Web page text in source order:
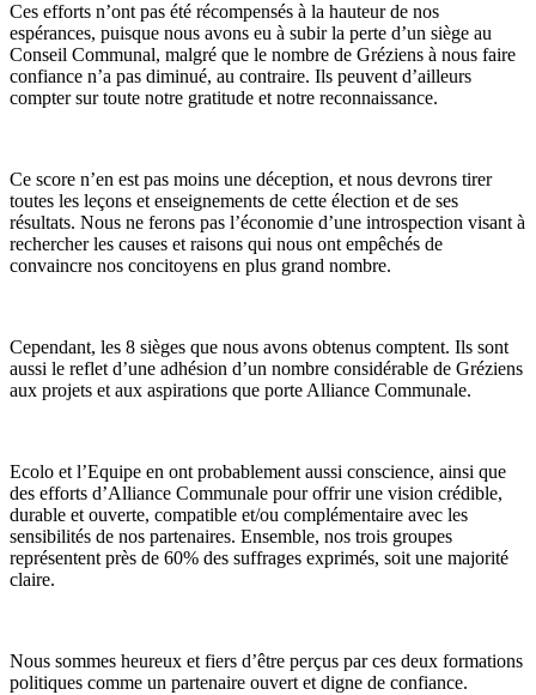
Ces efforts n’ont pas été récompensés à la hauteur de nos
espérances, puisque nous avons eu à subir la perte d’un siège au
Conseil Communal, malgré que le nombre de Gréziens à nous faire
confiance n’a pas diminué, au contraire. Ils peuvent d’ailleurs
compter sur toute notre gratitude et notre reconnaissance.
Ce score n’en est pas moins une déception, et nous devrons tirer
toutes les leçons et enseignements de cette élection et de ses
résultats. Nous ne ferons pas l’économie d’une introspection visant à
rechercher les causes et raisons qui nous ont empêchés de
convaincre nos concitoyens en plus grand nombre.
Cependant, les 8 sièges que nous avons obtenus comptent. Ils sont
aussi le reflet d’une adhésion d’un nombre considérable de Gréziens
aux projets et aux aspirations que porte Alliance Communale.
Ecolo et l’Equipe en ont probablement aussi conscience, ainsi que
des efforts d’Alliance Communale pour offrir une vision crédible,
durable et ouverte, compatible et/ou complémentaire avec les
sensibilités de nos partenaires. Ensemble, nos trois groupes
représentent près de 60% des suffrages exprimés, soit une majorité
claire.
Nous sommes heureux et fiers d’être perçus par ces deux formations
politiques comme un partenaire ouvert et digne de confiance.